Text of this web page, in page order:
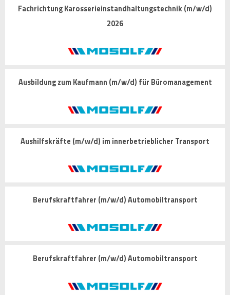
Fachrichtung Karosserieinstandhaltungstechnik (m/w/d)
2026
Ausbildung zum Kaufmann (m/w/d) für Büromanagement
Aushilfskräfte (m/w/d) im innerbetrieblicher Transport
Berufskraftfahrer (m/w/d) Automobiltransport
Berufskraftfahrer (m/w/d) Automobiltransport